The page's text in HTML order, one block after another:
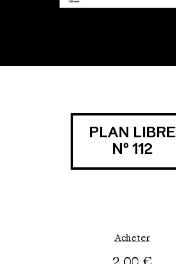
PLAN LIBRE
N° 112
Acheter